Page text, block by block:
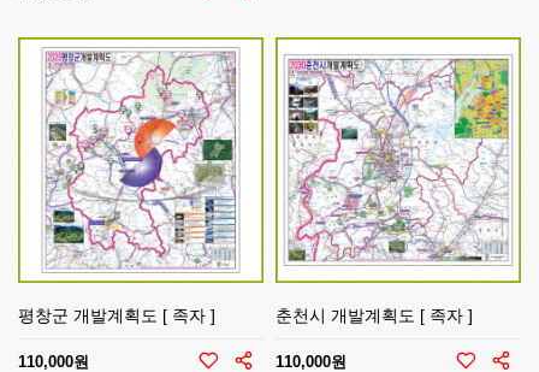
평창군 개발계획도 [ 족자 ]
110,000원
춘천시 개발계획도 [ 족자 ]
110,000원